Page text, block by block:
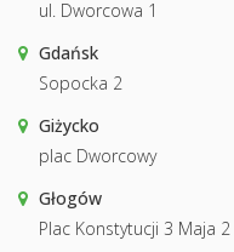
ul. Dworcowa 1
Gdańsk
Sopocka 2
Giżycko
plac Dworcowy
Głogów
Plac Konstytucji 3 Maja 2